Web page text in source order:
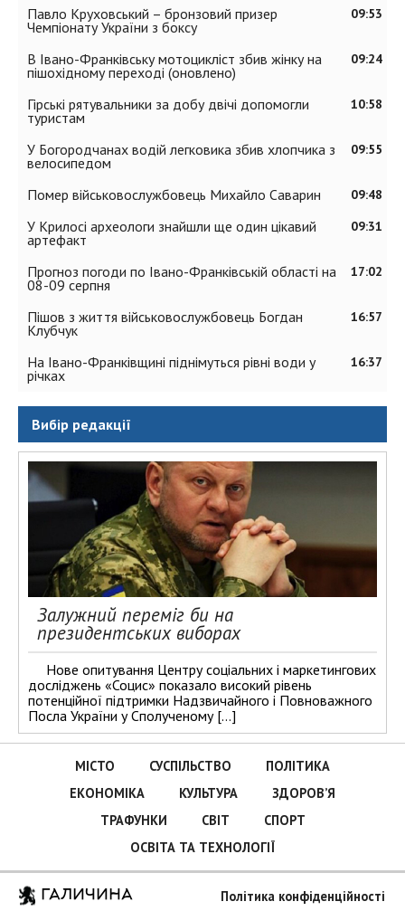
09:53
Павло Круховський – бронзовий призер
Чемпіонату України з боксу
09:24
В Івано-Франківську мотоцикліст збив жінку на
пішохідному переході (оновлено)
10:58
Гірські рятувальники за добу двічі допомогли
туристам
09:55
У Богородчанах водій легковика збив хлопчика з
велосипедом
09:48
Помер військовослужбовець Михайло Саварин
09:31
У Крилосі археологи знайшли ще один цікавий
артефакт
17:02
Прогноз погоди по Івано-Франківській області на
08-09 серпня
16:57
Пішов з життя військовослужбовець Богдан
Клубчук
16:37
На Івано-Франківщині піднімуться рівні води у
річках
Вибір редакції
Залужний переміг би на
президентських виборах
Нове опитування Центру соціальних і маркетингових
досліджень «Социс» показало високий рівень
потенційної підтримки Надзвичайного і Повноважного
Посла України у Сполученому […]
МІСТО СУСПІЛЬСТВО
ПОЛІТИКА
ЕКОНОМІКА
КУЛЬТУРА
ЗДОРОВ’Я
ТРАФУНКИ
СВІТ
СПОРТ
ОСВІТА ТА ТЕХНОЛОГІЇ
ГАЛИЧИНА Політика конфіденційності